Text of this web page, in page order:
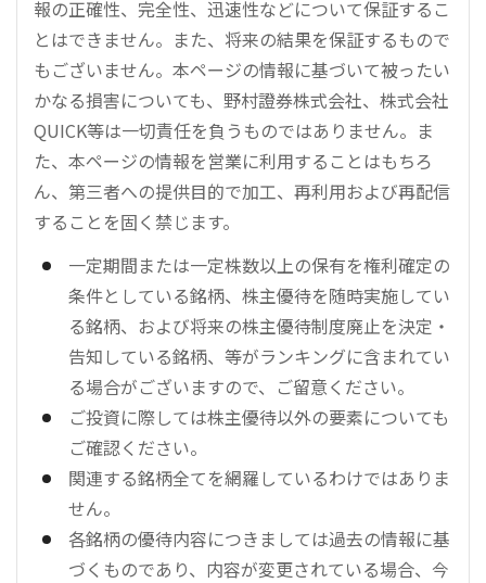
報の正確性、完全性、迅速性などについて保証するこ
とはできません。また、将来の結果を保証するもので
もございません。本ページの情報に基づいて被ったい
かなる損害についても、野村證券株式会社、株式会社
QUICK等は一切責任を負うものではありません。ま
た、本ページの情報を営業に利用することはもちろ
ん、第三者への提供目的で加工、再利用および再配信
することを固く禁じます。
一定期間または一定株数以上の保有を権利確定の
条件としている銘柄、株主優待を随時実施してい
る銘柄、および将来の株主優待制度廃止を決定・
告知している銘柄、等がランキングに含まれてい
る場合がございますので、ご留意ください。
ご投資に際しては株主優待以外の要素についても
ご確認ください。
関連する銘柄全てを網羅しているわけではありま
せん。
各銘柄の優待内容につきましては過去の情報に基
づくものであり、内容が変更されている場合、今